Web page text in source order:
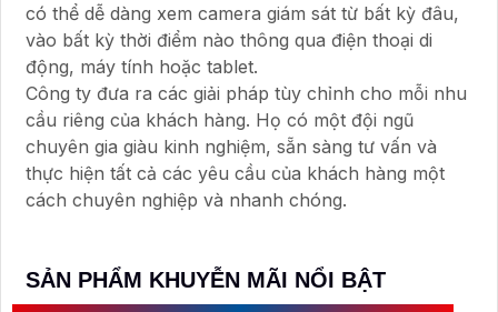
có thể dễ dàng xem camera giám sát từ bất kỳ đâu,
vào bất kỳ thời điểm nào thông qua điện thoại di
động, máy tính hoặc tablet.
Công ty đưa ra các giải pháp tùy chỉnh cho mỗi nhu
cầu riêng của khách hàng. Họ có một đội ngũ
chuyên gia giàu kinh nghiệm, sẵn sàng tư vấn và
thực hiện tất cả các yêu cầu của khách hàng một
cách chuyên nghiệp và nhanh chóng.
SẢN PHẨM KHUYỄN MÃI NỔI BẬT